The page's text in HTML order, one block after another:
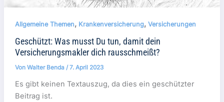
Allgemeine Themen, Krankenversicherung, Versicherungen
Geschützt: Was musst Du tun, damit dein
Versicherungsmakler dich rausschmeißt?
Von Walter Benda /7. April 2023
Es gibt keinen Textauszug, da dies ein geschützter
Beitrag ist.